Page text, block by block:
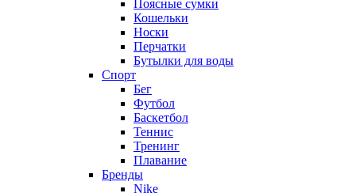
Поясные сумки
Кошельки
Носки
Перчатки
Бутылки для воды
Спорт
Бег
Футбол
Баскетбол
Теннис
Тренинг
Плавание
Бренды
Nike